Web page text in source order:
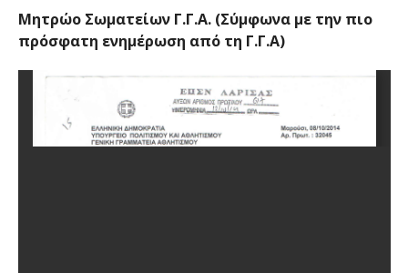
Μητρώο Σωματείων Γ.Γ.Α. (Σύμφωνα με την πιο
πρόσφατη ενημέρωση από τη Γ.Γ.Α)